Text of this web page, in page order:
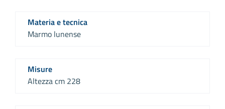
Materia e tecnica
Marmo lunense
Misure
Altezza cm 228